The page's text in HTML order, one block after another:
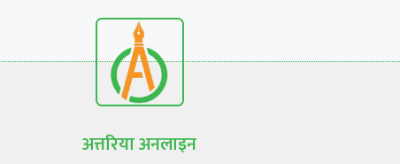
अत्तरिया अनलाइन